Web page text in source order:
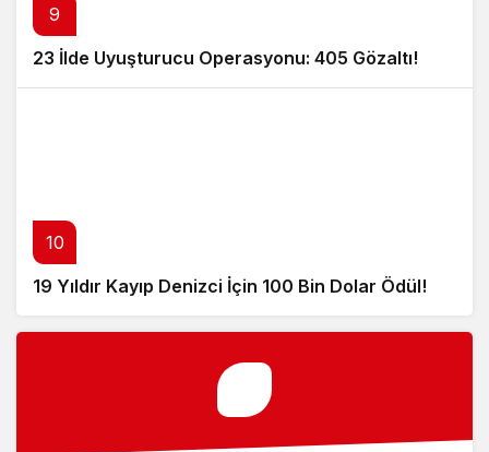
9
23 İlde Uyuşturucu Operasyonu: 405 Gözaltı!
10
19 Yıldır Kayıp Denizci İçin 100 Bin Dolar Ödül!